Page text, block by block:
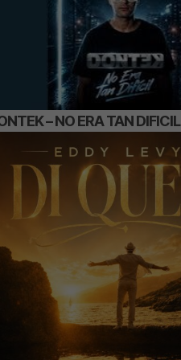
– NO ERA TAN DIFICIL